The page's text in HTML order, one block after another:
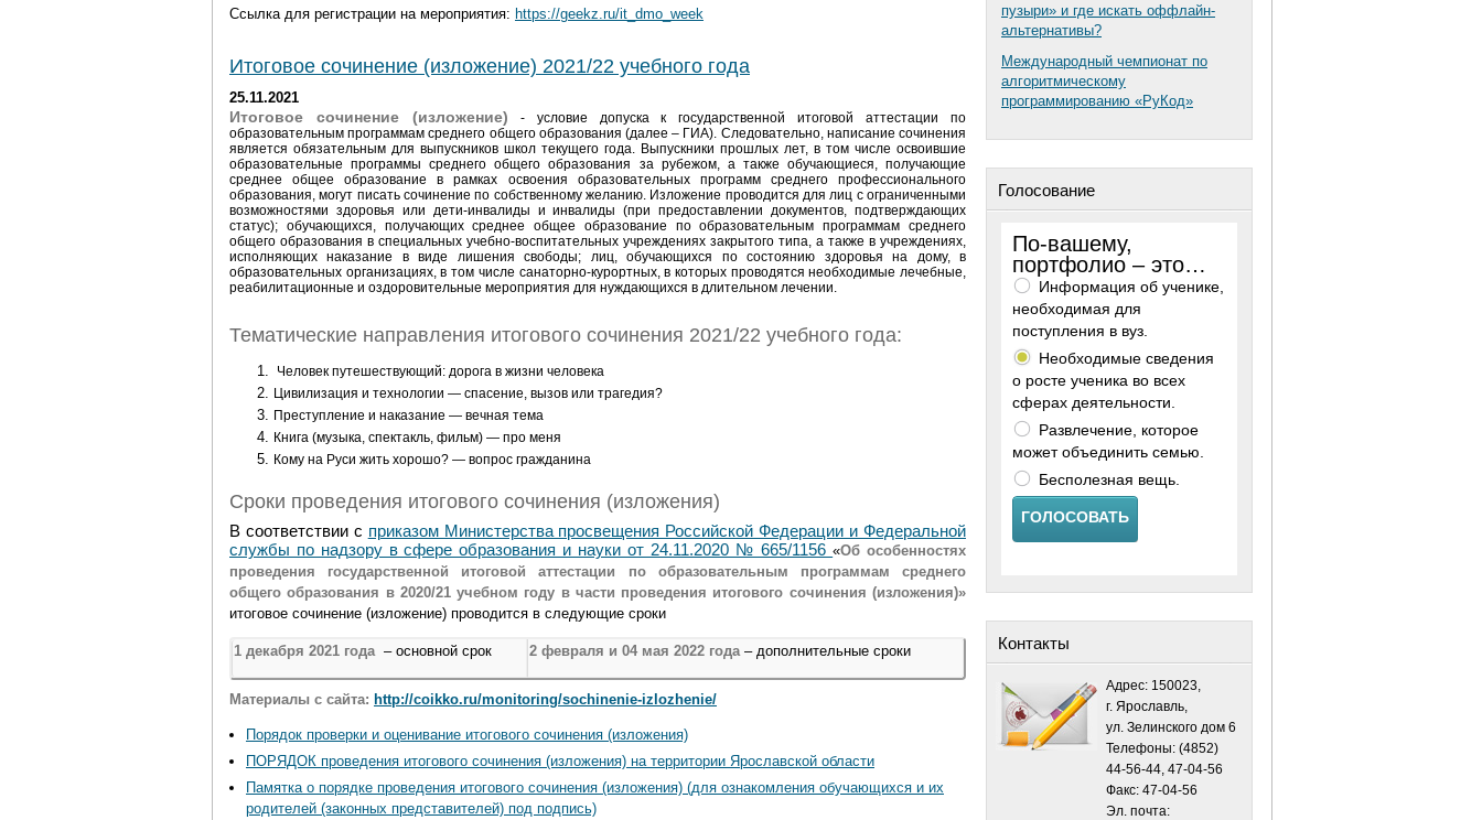
Ссылка для регистрации на мероприятия: https://geekz.ru/it_dmo_week
Итоговое сочинение (изложение) 2021/22 учебного года
25.11.2021
Итоговое сочинение (изложение) - условие допуска к государственной итоговой аттестации по
образовательным программам среднего общего образования (далее – ГИА). Следовательно, написание сочинения
является обязательным для выпускников школ текущего года. Выпускники прошлых лет, в том числе освоившие
образовательные программы среднего общего образования за рубежом, а также обучающиеся, получающие
среднее общее образование в рамках освоения образовательных программ среднего профессионального
образования, могут писать сочинение по собственному желанию. Изложение проводится для лиц с ограниченными
возможностями здоровья или дети-инвалиды и инвалиды (при предоставлении документов, подтверждающих
статус); обучающихся, получающих среднее общее образование по образовательным программам среднего
общего образования в специальных учебно-воспитательных учреждениях закрытого типа, а также в учреждениях,
исполняющих наказание в виде лишения свободы; лиц, обучающихся по состоянию здоровья на дому, в
образовательных организациях, в том числе санаторно-курортных, в которых проводятся необходимые лечебные,
реабилитационные и оздоровительные мероприятия для нуждающихся в длительном лечении.
Тематические направления итогового сочинения 2021/22 учебного года:
Человек путешествующий: дорога в жизни человека
Цивилизация и технологии — спасение, вызов или трагедия?
Преступление и наказание — вечная тема
Книга (музыка, спектакль, фильм) — про меня
Кому на Руси жить хорошо? — вопрос гражданина
Сроки проведения итогового сочинения (изложения)
В соответствии с приказом Министерства просвещения Российской Федерации и Федеральной
службы по надзору в сфере образования и науки от 24.11.2020 № 665/1156«Об особенностях
проведения государственной итоговой аттестации по образовательным программам среднего
общего образования в 2020/21 учебном году в части проведения итогового сочинения (изложения)»
итоговое сочинение (изложение) проводится в следующие сроки
1 декабря 2021 года – основной срок 2 февраля и 04 мая 2022 года – дополнительные сроки
Материалы с сайта: http://coikko.ru/monitoring/sochinenie-izlozhenie/
Порядок проверки и оценивание итогового сочинения (изложения)
ПОРЯДОК проведения итогового сочинения (изложения) на территории Ярославской области
Памятка о порядке проведения итогового сочинения (изложения) (для ознакомления обучающихся и их
родителей (законных представителей) под подпись)
пузыри» и где искать оффлайн-
альтернативы?
Международный чемпионат по
алгоритмическому
программированию «РуКод»
Голосование
По-вашему,
портфолио – это…
Информация об ученике,
необходимая для
поступления в вуз.
Необходимые сведения
о росте ученика во всех
сферах деятельности.
Развлечение, которое
может объединить семью.
Бесполезная вещь.
ГОЛОСОВАТЬ
Контакты
Адрес: 150023,
г. Ярославль,
ул. Зелинского дом 6
Телефоны: (4852)
44-56-44, 47-04-56
Факс: 47-04-56
Эл. почта: